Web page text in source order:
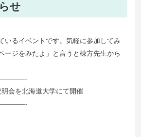
せ
いるイベントです。気軽に参加してみ
ージをみたよ」と言うと棟方先生から
会を北海道大学にて開催